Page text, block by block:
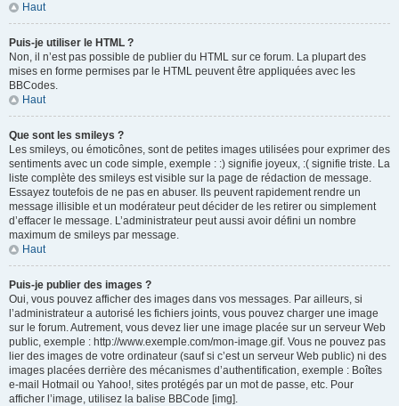
Haut
Puis-je utiliser le HTML ?
Non, il n’est pas possible de publier du HTML sur ce forum. La plupart des
mises en forme permises par le HTML peuvent être appliquées avec les
BBCodes.
Haut
Que sont les smileys ?
Les smileys, ou émoticônes, sont de petites images utilisées pour exprimer des
sentiments avec un code simple, exemple : :) signifie joyeux, :( signifie triste. La
liste complète des smileys est visible sur la page de rédaction de message.
Essayez toutefois de ne pas en abuser. Ils peuvent rapidement rendre un
message illisible et un modérateur peut décider de les retirer ou simplement
d’effacer le message. L’administrateur peut aussi avoir défini un nombre
maximum de smileys par message.
Haut
Puis-je publier des images ?
Oui, vous pouvez afficher des images dans vos messages. Par ailleurs, si
l’administrateur a autorisé les fichiers joints, vous pouvez charger une image
sur le forum. Autrement, vous devez lier une image placée sur un serveur Web
public, exemple : http://www.exemple.com/mon-image.gif. Vous ne pouvez pas
lier des images de votre ordinateur (sauf si c’est un serveur Web public) ni des
images placées derrière des mécanismes d’authentification, exemple : Boîtes
e-mail Hotmail ou Yahoo!, sites protégés par un mot de passe, etc. Pour
afficher l’image, utilisez la balise BBCode [img].